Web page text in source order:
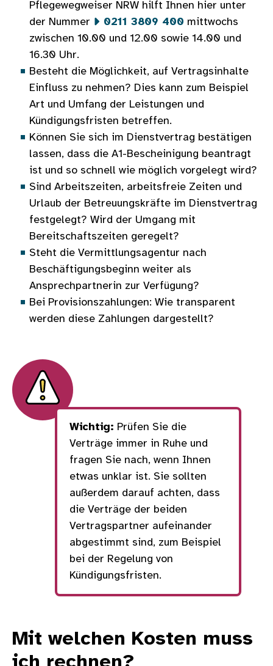
Pflegewegweiser NRW hilft Ihnen hier unter
der Nummer
0211 3809 400 mittwochs
zwischen 10.00 und 12.00 sowie 14.00 und
16.30 Uhr.
Besteht die Möglichkeit, auf Vertragsinhalte
Einfluss zu nehmen? Dies kann zum Beispiel
Art und Umfang der Leistungen und
Kündigungsfristen betreffen.
Können Sie sich im Dienstvertrag bestätigen
lassen, dass die A1-Bescheinigung beantragt
ist und so schnell wie möglich vorgelegt wird?
Sind Arbeitszeiten, arbeitsfreie Zeiten und
Urlaub der Betreuungskräfte im Dienstvertrag
festgelegt? Wird der Umgang mit
Bereitschaftszeiten geregelt?
Steht die Vermittlungsagentur nach
Beschäftigungsbeginn weiter als
Ansprechpartnerin zur Verfügung?
Bei Provisionszahlungen: Wie transparent
werden diese Zahlungen dargestellt?
Wichtig: Prüfen Sie die
Verträge immer in Ruhe und
fragen Sie nach, wenn Ihnen
etwas unklar ist. Sie sollten
außerdem darauf achten, dass
die Verträge der beiden
Vertragspartner aufeinander
abgestimmt sind, zum Beispiel
bei der Regelung von
Kündigungsfristen.
Mit welchen Kosten muss